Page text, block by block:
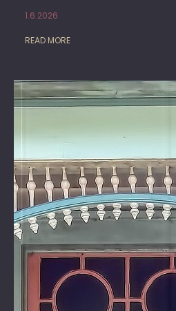
1.6.2026
READ MORE